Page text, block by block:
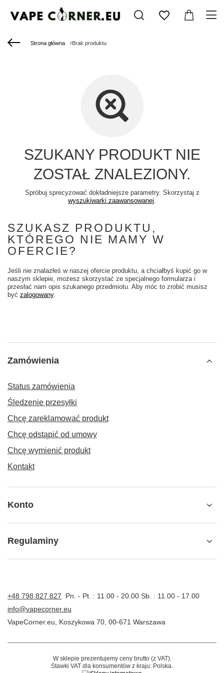
Strona główna Brak produktu
SZUKANY PRODUKT NIE
ZOSTAŁ ZNALEZIONY.
Spróbuj sprecyzować dokładniejsze parametry. Skorzystaj z
wyszukiwarki zaawansowanej.
SZUKASZ PRODUKTU,
KTÓREGO NIE MAMY W
OFERCIE?
Jeśli nie znalazłeś w naszej ofercie produktu, a chciałbyś kupić go w
naszym sklepie, możesz skorzystać ze specjalnego formularza i
przesłać nam opis szukanego przedmiotu. Aby móc to zrobić musisz
być zalogowany.
Zamówienia
Status zamówienia
Śledzenie przesyłki
Chcę zareklamować produkt
Chcę odstąpić od umowy
Chcę wymienić produkt
Kontakt
Konto
Regulaminy
+48 798 827 827
Pn. - Pt. : 11.00 - 20.00 Sb. : 11.00 - 17.00
info@vapecorner.eu
VapeCorner.eu
Koszykowa 70 00-671 Warszawa
W sklepie prezentujemy ceny brutto (z VAT).
Stawki VAT dla konsumentów z kraju: Polska.